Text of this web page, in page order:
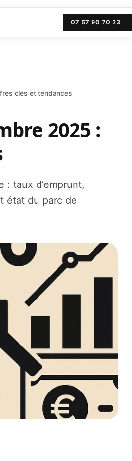
07 57 90 70 23
clés et tendances
2025 :
: taux d’emprunt,
état du parc de